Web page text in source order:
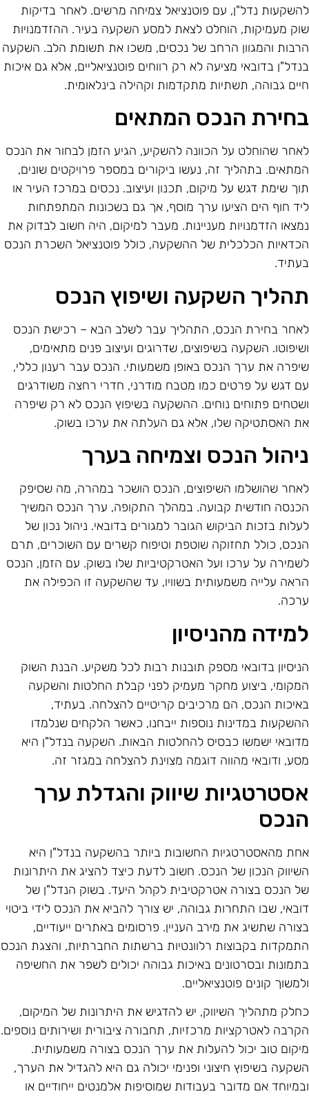
נדל"ן, עם פוטנציאל צמיחה מרשים. לאחר בדיקות
מעמיקות, הוחלט לצאת למסע השקעה בעיר. ההזדמנויות
והמגוון הרחב של נכסים, משכו את תשומת הלב. השקעה
בדובאי מציעה לא רק רווחים פוטנציאליים, אלא גם איכות
גבוהה, תשתיות מתקדמות וקהילה בינלאומית.
הנכס המתאים
שהוחלט על הכוונה להשקיע, הגיע הזמן לבחור את הנכס
בתהליך זה, נעשו ביקורים במספר פרויקטים שונים,
שימת דגש על מיקום, תכנון ועיצוב. נכסים במרכז העיר או
חוף הים הציעו ערך מוסף, אך גם בשכונות המתפתחות
הזדמנויות מעניינות. מעבר למיקום, היה חשוב לבדוק את
הכלכלית של ההשקעה, כולל פוטנציאל השכרת הנכס
השקעה ושיפוץ הנכס
בחירת הנכס, התהליך עבר לשלב הבא – רכישת הנכס
השקעה בשיפוצים, שדרוגים ועיצוב פנים מתאימים,
את ערך הנכס באופן משמעותי. הנכס עבר רענון כללי,
דגש על פרטים כמו מטבח מודרני, חדרי רחצה משודרגים
פתוחים נוחים. ההשקעה בשיפוץ הנכס לא רק שיפרה
האסתטיקה שלו, אלא גם העלתה את ערכו בשוק.
הנכס וצמיחה בערך
שהושלמו השיפוצים, הנכס הושכר במהרה, מה שסיפק
חודשית קבועה. במהלך התקופה, ערך הנכס המשיך
בזכות הביקוש הגובר למגורים בדובאי. ניהול נכון של
כולל תחזוקה שוטפת וטיפוח קשרים עם השוכרים, תרם
על ערכו ועל האטרקטיביות שלו בשוק. עם הזמן, הנכס
עלייה משמעותית בשוויו, עד שהשקעה זו הכפילה את
מהניסיון
בדובאי מספק תובנות רבות לכל משקיע. הבנת השוק
ביצוע מחקר מעמיק לפני קבלת החלטות והשקעה
הנכס, הם מרכיבים קריטיים להצלחה. בעתיד,
במדינות נוספות ייבחנו, כאשר הלקחים שנלמדו
ישמשו כבסיס להחלטות הבאות. השקעה בנדל"ן היא
ודובאי מהווה דוגמה מצוינת להצלחה במגזר זה.
שיווק והגדלת ערך
מהאסטרטגיות החשובות ביותר בהשקעה בנדל"ן היא
הנכון של הנכס. חשוב לדעת כיצד להציג את היתרונות
הנכס בצורה אטרקטיבית לקהל היעד. בשוק הנדל"ן של
שבו התחרות גבוהה, יש צורך להביא את הנכס לידי ביטוי
שתשיג את מירב העניין. פרסומים באתרים ייעודיים,
בקבוצות רלוונטיות ברשתות החברתיות, והצגת הנכס
ובסרטונים באיכות גבוהה יכולים לשפר את החשיפה
קונים פוטנציאליים.
מתהליך השיווק, יש להדגיש את היתרונות של המיקום,
לאטרקציות מרכזיות, תחבורה ציבורית ושירותים נוספים.
טוב יכול להעלות את ערך הנכס בצורה משמעותית.
בשיפוץ חיצוני ופנימי יכולה גם היא להגדיל את הערך,
אם מדובר בעבודות שמוסיפות אלמנטים ייחודיים או